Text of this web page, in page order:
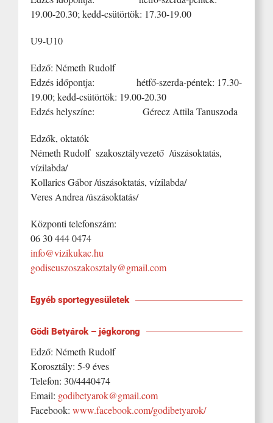
19.00-20.30; kedd-csütörtök: 17.30-19.00
U9-U10
Edző: Németh Rudolf
Edzés időpontja: hétfő-szerda-péntek: 17.30-
19.00; kedd-csütörtök: 19.00-20.30
Edzés helyszíne: Gérecz Attila Tanuszoda
Edzők, oktatók
Németh Rudolf szakosztályvezető /úszásoktatás,
vízilabda/
Kollarics Gábor /úszásoktatás, vízilabda/
Veres Andrea /úszásoktatás/
Központi telefonszám:
06 30 444 0474
info@vizikukac.hu
godiseuszoszakosztaly@gmail.com
Egyéb sportegyesületek
Gödi Betyárok – jégkorong
Edző: Németh Rudolf
Korosztály: 5-9 éves
Telefon: 30/4440474
Email: godibetyarok@gmail.com
Facebook: www.facebook.com/godibetyarok/